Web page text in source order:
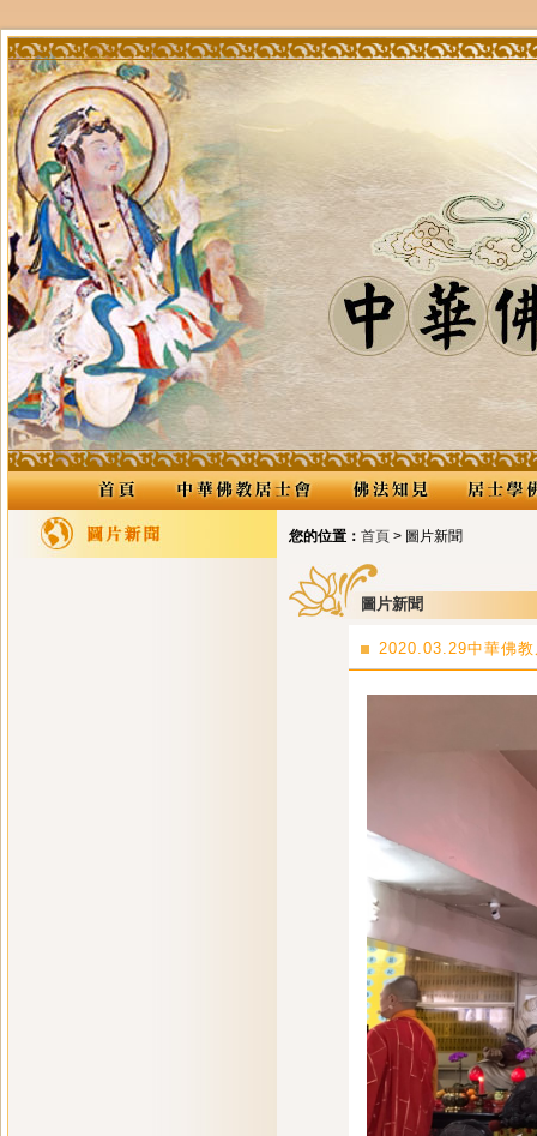
您的位置： 首頁 > 圖片新聞
圖片新聞
2020.03.29中華佛